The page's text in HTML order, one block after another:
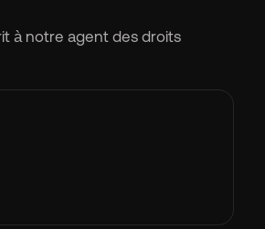
à notre agent des droits